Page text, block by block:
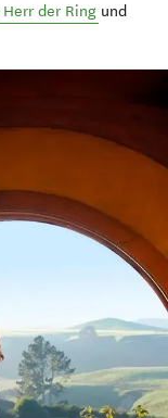
Herr der Ring und